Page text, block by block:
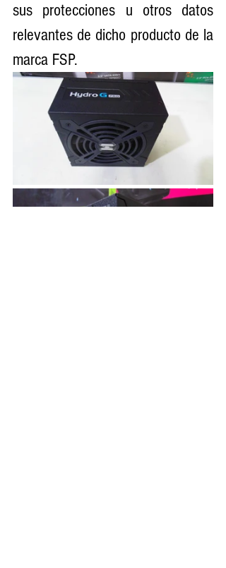
sus protecciones u otros datos
relevantes de dicho producto de la
marca FSP.